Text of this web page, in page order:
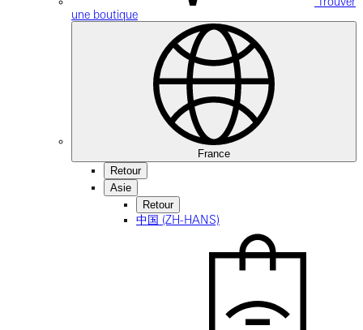
une boutique
France
Retour
Asie
Retour
中国 (ZH-HANS)